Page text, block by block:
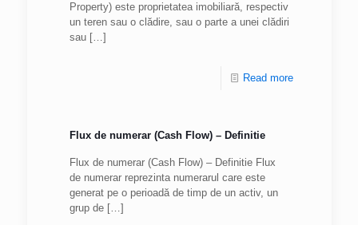
Property) este proprietatea imobiliară, respectiv
un teren sau o clădire, sau o parte a unei clădiri
sau[…]
Read more
Flux de numerar (Cash Flow) – Definitie
Flux de numerar (Cash Flow) – Definitie Flux
de numerar reprezinta numerarul care este
generat pe o perioadă de timp de un activ, un
grup de[…]